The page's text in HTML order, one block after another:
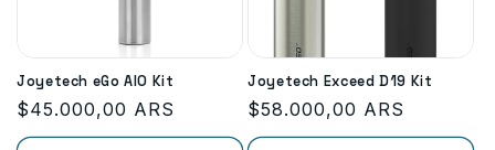
Joyetech eGo AIO Kit
Precio
habitual
$45.000,00 ARS
Joyetech Exceed D19 Kit
Precio
habitual
$58.000,00 ARS